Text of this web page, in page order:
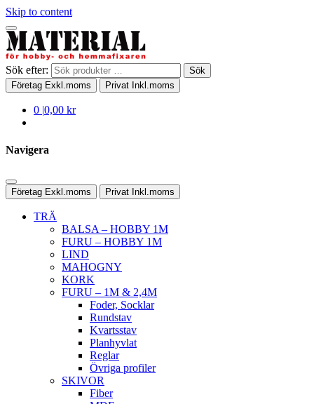
Skip to content
Sök efter:
Sök
Företag Exkl.moms Privat Inkl.moms
0 |0,00 kr
Navigera
Företag Exkl.moms Privat Inkl.moms
TRÄ
BALSA – HOBBY 1M
FURU – HOBBY 1M
LIND
MAHOGNY
KORK
FURU – 1M & 2,4M
Foder, Socklar
Rundstav
Kvartsstav
Planhyvlat
Reglar
Övriga profiler
SKIVOR
Fiber